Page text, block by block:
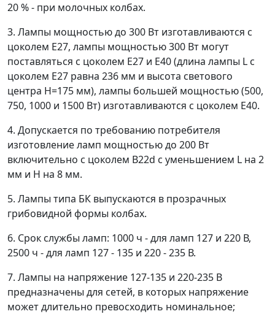
20 % - при молочных колбах.
3. Лампы мощностью до 300 Вт изготавливаются с
цоколем Е27, лампы мощностью 300 Вт могут
поставляться с цоколем Е27 и Е40 (длина лампы L с
цоколем Е27 равна 236 мм и высота светового
центра Н=175 мм), лампы большей мощностью (500,
750, 1000 и 1500 Вт) изготавливаются с цоколем Е40.
4. Допускается по требованию потребителя
изготовление ламп мощностью до 200 Вт
включительно с цоколем В22d с уменьшением L на 2
мм и Н на 8 мм.
5. Лампы типа БК выпускаются в прозрачных
грибовидной формы колбах.
6. Срок службы ламп: 1000 ч - для ламп 127 и 220 В,
2500 ч - для ламп 127 - 135 и 220 - 235 В.
7. Лампы на напряжение 127-135 и 220-235 В
предназначены для сетей, в которых напряжение
может длительно превосходить номинальное;